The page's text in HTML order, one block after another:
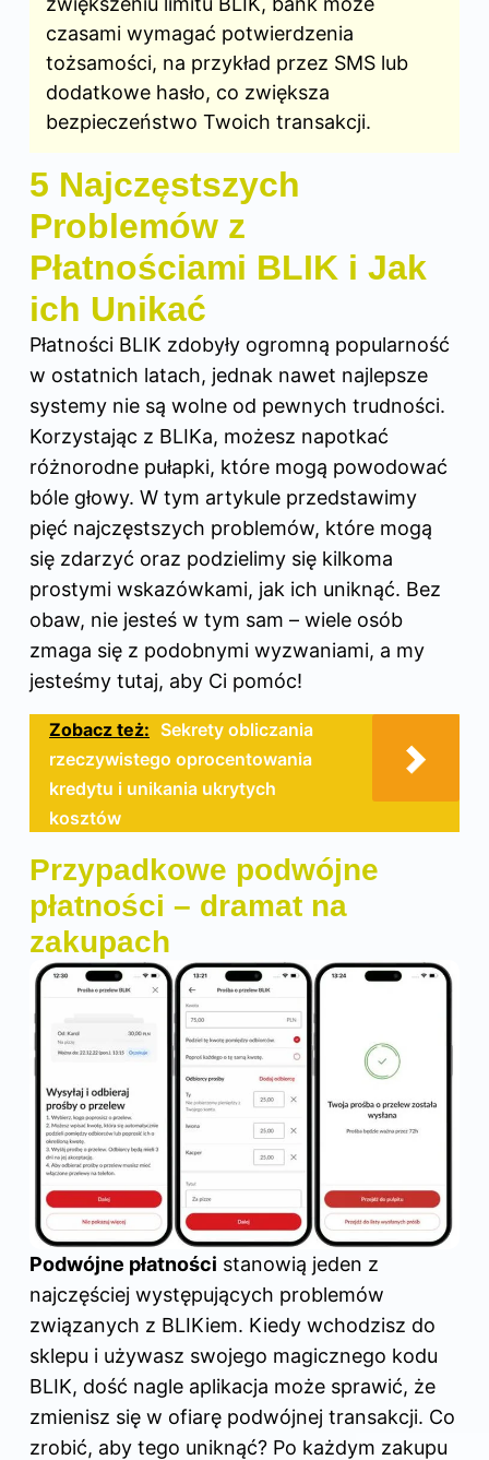
czasami wymagać potwierdzenia
tożsamości, na przykład przez SMS lub
dodatkowe hasło, co zwiększa
bezpieczeństwo Twoich transakcji.
5 Najczęstszych
Problemów z
Płatnościami BLIK i Jak
ich Unikać
Płatności BLIK zdobyły ogromną popularność
w ostatnich latach, jednak nawet najlepsze
systemy nie są wolne od pewnych trudności.
Korzystając z BLIKa, możesz napotkać
różnorodne pułapki, które mogą powodować
bóle głowy. W tym artykule przedstawimy
pięć najczęstszych problemów, które mogą
się zdarzyć oraz podzielimy się kilkoma
prostymi wskazówkami, jak ich uniknąć. Bez
obaw, nie jesteś w tym sam – wiele osób
zmaga się z podobnymi wyzwaniami, a my
jesteśmy tutaj, aby Ci pomóc!
Zobacz też: Sekrety obliczania
rzeczywistego oprocentowania
kredytu i unikania ukrytych
kosztów
Przypadkowe podwójne
płatności – dramat na
zakupach
Podwójne płatności stanowią jeden z
najczęściej występujących problemów
związanych z BLIKiem. Kiedy wchodzisz do
sklepu i używasz swojego magicznego kodu
BLIK, dość nagle aplikacja może sprawić, że
zmienisz się w ofiarę podwójnej transakcji. Co
zrobić, aby tego uniknąć? Po każdym zakupu